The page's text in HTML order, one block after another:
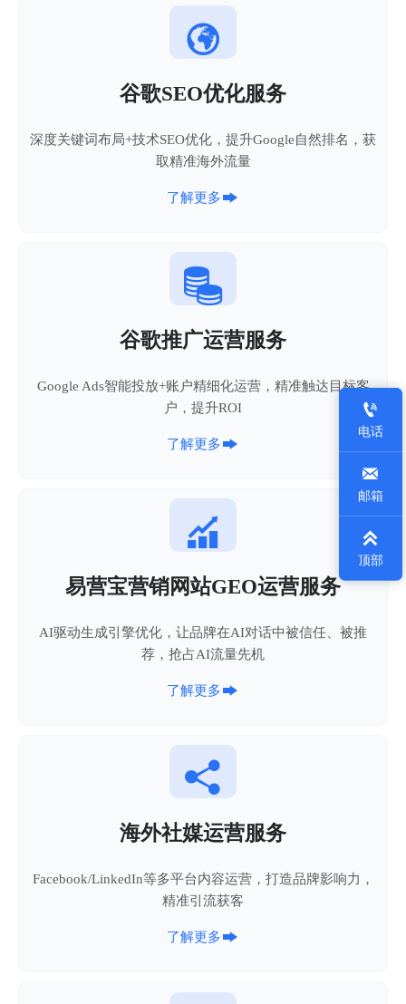

谷歌SEO优化服务
深度关键词布局+技术SEO优化，提升Google自然排名，获
取精准海外流量
了解更多

谷歌推广运营服务
Google Ads智能投放+账户精细化运营，精准触达目标客
户，提升ROI
了解更多

易营宝营销网站GEO运营服务
AI驱动生成引擎优化，让品牌在AI对话中被信任、被推
荐，抢占AI流量先机
了解更多

海外社媒运营服务
Facebook/LinkedIn等多平台内容运营，打造品牌影响力，
精准引流获客
了解更多

电话

邮箱

顶部